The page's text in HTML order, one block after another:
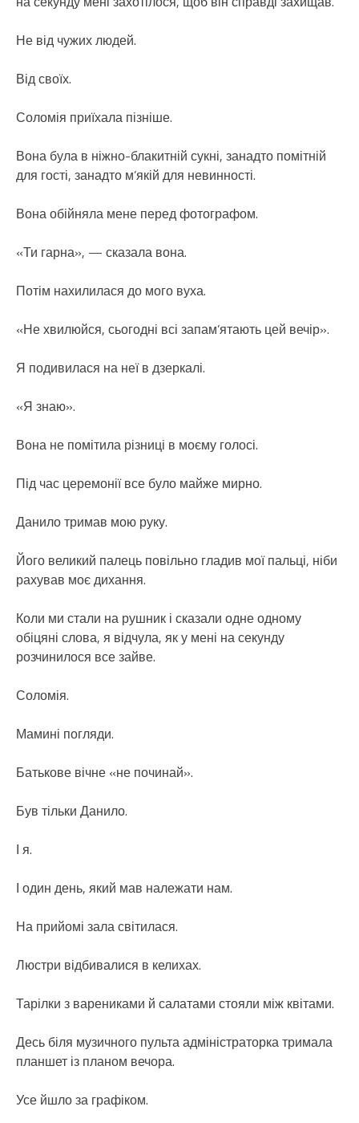
Не від чужих людей.
Від своїх.
Соломія приїхала пізніше.
Вона була в ніжно-блакитній сукні, занадто помітній
для гості, занадто м’якій для невинності.
Вона обійняла мене перед фотографом.
«Ти гарна», — сказала вона.
Потім нахилилася до мого вуха.
«Не хвилюйся, сьогодні всі запам’ятають цей вечір».
Я подивилася на неї в дзеркалі.
«Я знаю».
Вона не помітила різниці в моєму голосі.
Під час церемонії все було майже мирно.
Данило тримав мою руку.
Його великий палець повільно гладив мої пальці, ніби
рахував моє дихання.
Коли ми стали на рушник і сказали одне одному
обіцяні слова, я відчула, як у мені на секунду
розчинилося все зайве.
Соломія.
Мамині погляди.
Батькове вічне «не починай».
Був тільки Данило.
І я.
І один день, який мав належати нам.
На прийомі зала світилася.
Люстри відбивалися в келихах.
Тарілки з варениками й салатами стояли між квітами.
Десь біля музичного пульта адміністраторка тримала
планшет із планом вечора.
Усе йшло за графіком.